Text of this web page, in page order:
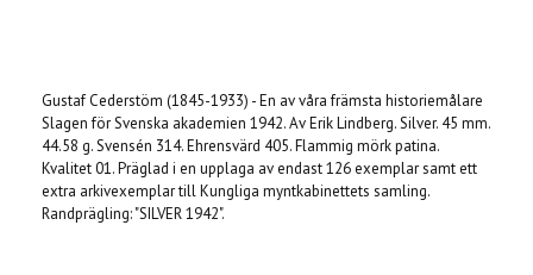
Gustaf Cederstöm (1845-1933) - En av våra främsta historiemålare
Slagen för Svenska akademien 1942. Av Erik Lindberg. Silver. 45 mm.
44.58 g. Svensén 314. Ehrensvärd 405. Flammig mörk patina.
Kvalitet 01. Präglad i en upplaga av endast 126 exemplar samt ett
extra arkivexemplar till Kungliga myntkabinettets samling.
Randprägling: "SILVER 1942".